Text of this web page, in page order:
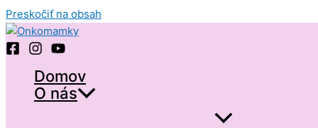
Preskočiť na obsah
Domov
O nás